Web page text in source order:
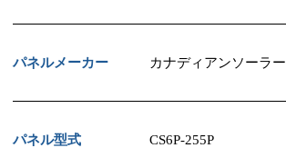
パネルメーカー カナディアンソーラー
パネル型式 CS6P-255P